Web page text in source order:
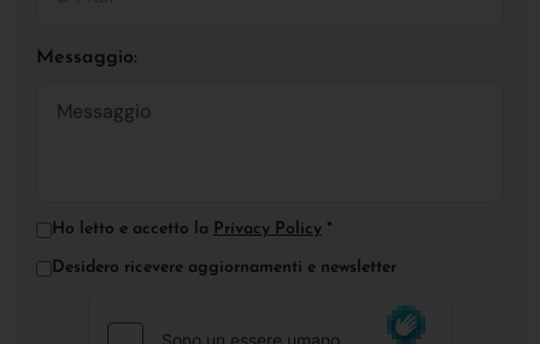
Messaggio:
Ho letto e accetto la Privacy Policy *
Desidero ricevere aggiornamenti e newsletter